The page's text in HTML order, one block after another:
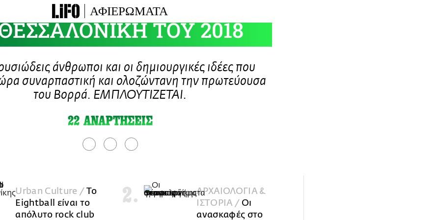
ΑΦΙΕΡΩΜΑΤΑ
TOY 2018
άνθρωποι και οι δημιουργικές ιδέες που
συναρπαστική και ολοζώντανη την πρωτεύουσα
του Βορρά. ΕΜΠΛΟΥΤΙΖΕΤΑΙ.
22 ΑΝΑΡΤΗΣΕΙΣ
Urban Culture / Το
Eightball είναι το
απόλυτο rock club
ΑΡΧΑΙΟΛΟΓΙΑ &
ΙΣΤΟΡΙΑ / Οι
ανασκαφές στο